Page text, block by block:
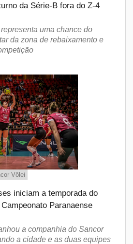
da Série-B fora do Z-4
uma chance do
da zona de rebaixamento e
Vôlei
iniciam a temporada do
Paranaense
a companhia do Sancor
a cidade e as duas equipes